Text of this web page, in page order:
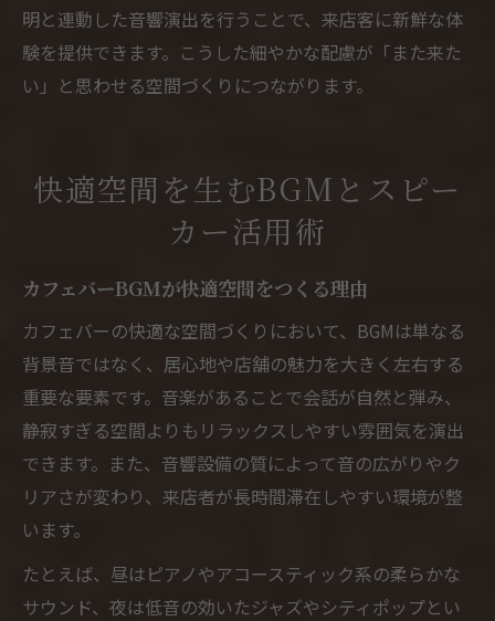
明と連動した音響演出を行うことで、来店客に新鮮な体
験を提供できます。こうした細やかな配慮が「また来た
い」と思わせる空間づくりにつながります。
快適空間を生むBGMとスピー
カー活用術
カフェバーBGMが快適空間をつくる理由
カフェバーの快適な空間づくりにおいて、BGMは単なる
背景音ではなく、居心地や店舗の魅力を大きく左右する
重要な要素です。音楽があることで会話が自然と弾み、
静寂すぎる空間よりもリラックスしやすい雰囲気を演出
できます。また、音響設備の質によって音の広がりやク
リアさが変わり、来店者が長時間滞在しやすい環境が整
います。
たとえば、昼はピアノやアコースティック系の柔らかな
サウンド、夜は低音の効いたジャズやシティポップとい